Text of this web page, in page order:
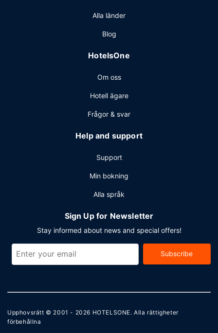
Alla länder
Blog
HotelsOne
Om oss
Hotell ägare
Frågor & svar
Help and support
Support
Min bokning
Alla språk
Sign Up for Newsletter
Stay informed about news and special offers!
Subscribe
Upphovsrätt © 2001 - 2026 HOTELSONE. Alla rättigheter
förbehållna